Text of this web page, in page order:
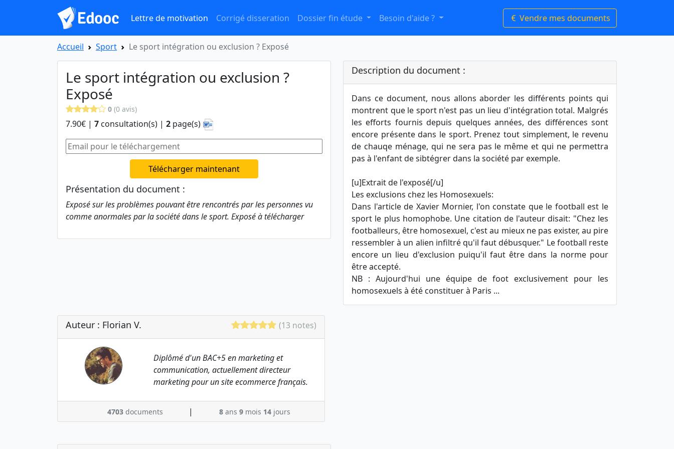
Lettre de motivation Corrigé disseration Dossier fin étude Besoin d'aide ? Vendre mes documents
Accueil Sport Le sport intégration ou exclusion ? Exposé
Le sport intégration ou exclusion ?
Exposé
0 (0 avis)
7.90€ | 7 consultation(s) | 2 page(s)
Télécharger maintenant
Présentation du document :
Exposé sur les problèmes pouvant être rencontrés par les personnes vu
comme anormales par la société dans le sport. Exposé à télécharger
Description du document :
Dans ce document, nous allons aborder les différents points qui
montrent que le sport n'est pas un lieu d'intégration total. Malgrés
les efforts fournis depuis quelques années, des différences sont
encore présente dans le sport. Prenez tout simplement, le revenu
de chauqe ménage, qui ne sera pas le même et qui ne permettra
pas à l'enfant de sibtégrer dans la société par exemple.
[u]Extrait de l'exposé[/u]
Les exclusions chez les Homosexuels:
Dans l'article de Xavier Mornier, l'on constate que le football est le
sport le plus homophobe. Une citation de l'auteur disait: "Chez les
footballeurs, être homosexuel, c'est au mieux ne pas exister, au pire
ressembler à un alien infiltré qu'il faut débusquer." Le football reste
encore un lieu d'exclusion puiqu'il faut être dans la norme pour
être accepté.
NB : Aujourd'hui une équipe de foot exclusivement pour les
homosexuels à été constituer à Paris ...
Auteur : Florian V. (13 notes)
Diplômé d'un BAC+5 en marketing et
communication, actuellement directeur
marketing pour un site ecommerce français.
4703 documents | 8ans 9mois 14jours